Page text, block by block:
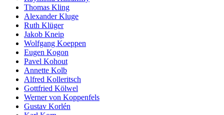
Thomas Kling
Alexander Kluge
Ruth Klüger
Jakob Kneip
Wolfgang Koeppen
Eugen Kogon
Pavel Kohout
Annette Kolb
Alfred Kolleritsch
Gottfried Kölwel
Werner von Koppenfels
Gustav Korlén